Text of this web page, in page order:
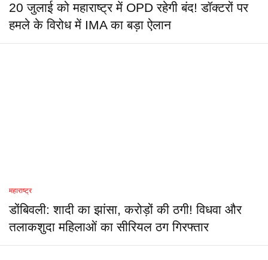
20 जुलाई को महाराष्ट्र में OPD रहेगी बंद! डॉक्टरों पर
हमले के विरोध में IMA का बड़ा ऐलान
महाराष्ट्र
डोंबिवली: शादी का झांसा, करोड़ों की ठगी! विधवा और
तलाकशुदा महिलाओं का सीरियल ठग गिरफ्तार